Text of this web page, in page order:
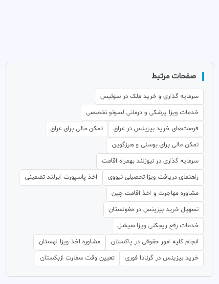
صفحات مرتبط
سرمایه گذاری و خرید ملک در سوئیس
خدمات ویزا پزشکی و درمانی لسوتو تخصصی
فرصت‌های خرید بیزینس در عراق
تمکن مالی برای عراق
تمکن مالی برای بوسنی و هرزگوین
سرمایه گذاری در نیوزلند بهمراه اقامت
راهنمای دریافت ویزا تحصیلی نیووی
اخذ پاسپورت ایرلند تضمینی
مشاوره مهاجرت و اخذ اقامت چین
تسهیل خرید بیزینس در مغولستان
خدمات رفع ریجکتی ویزا سیشل
انجام کلیه امور حقوقی در پاکستان
مشاوره اخذ ویزا لهستان
خرید بیزینس در گرنادا فوری
تعیین وقت سفارت ازبکستان